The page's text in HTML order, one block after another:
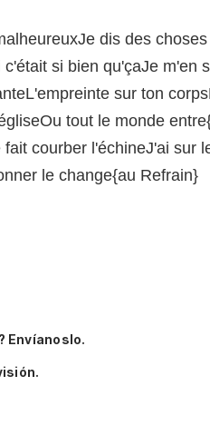
dis des
si bien qu'çaJe m'en
sur ton
tout le monde
courber l'échineJ'ai sur
le change{au Refrain}
Envíanoslo.